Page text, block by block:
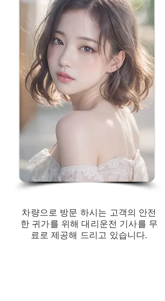
차량으로 방문 하시는 고객의 안전
한 귀가를 위해 대리운전 기사를 무
료로 제공해 드리고 있습니다.